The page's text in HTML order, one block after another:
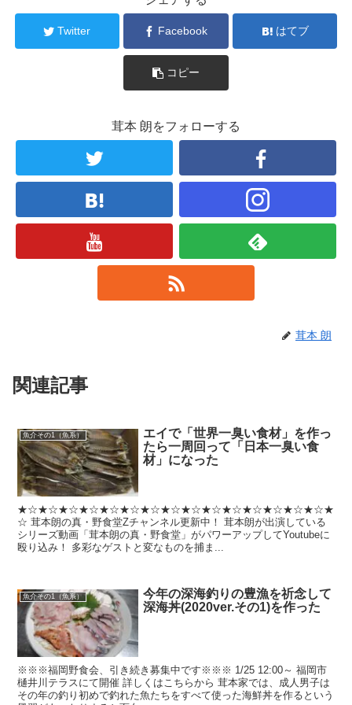
Twitter Facebook はてブ
コピー
茸本 朗をフォローする
茸本 朗
関連記事
魚介その1（魚系）
エイで「世界一臭い食材」を作っ
たら一周回って「日本一臭い食
材」になった
★☆★☆★☆★☆★☆★☆★☆★☆★☆★☆★☆★☆★☆★☆★☆★
☆ 茸本朗の真・野食堂Zチャンネル更新中！ 茸本朗が出演している
シリーズ動画「茸本朗の真・野食堂」がパワーアップしてYoutubeに
殴り込み！ 多彩なゲストと変なものを捕ま...
魚介その1（魚系）
今年の深海釣りの豊漁を祈念して
深海丼(2020ver.その1)を作った
※※※福岡野食会、引き続き募集中です※※※ 1/25 12:00～ 福岡市
樋井川テラスにて開催 詳しくはこちらから 茸本家では、成人男子は
その年の釣り初めで釣れた魚たちをすべて使った海鮮丼を作るという